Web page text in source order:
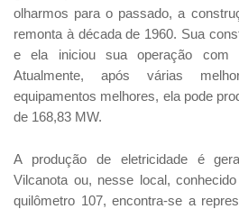
olharmos para o passado, a
remonta à década de 1960. Sua
e ela iniciou sua operação com
Atualmente, após várias
equipamentos melhores, ela pode
de 168,83 MW.
A produção de eletricidade é
Vilcanota ou, nesse local,
quilômetro 107, encontra-se a